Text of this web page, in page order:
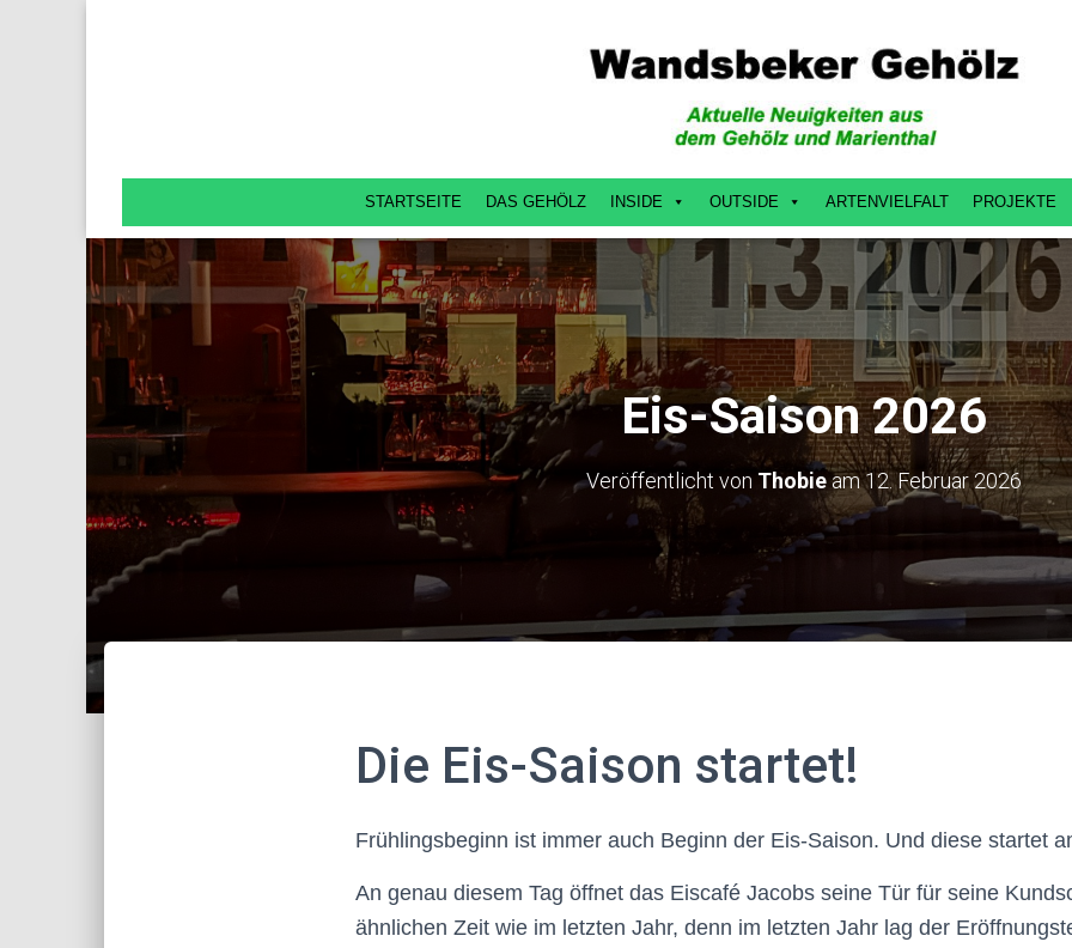
STARTSEITE DAS GEHÖLZ INSIDE OUTSIDE ARTENVIELFALT PROJEKTE
Eis-Saison 2026
Veröffentlicht von Thobieam12. Februar 2026
Die Eis-Saison startet!
Frühlingsbeginn ist immer auch Beginn der Eis-Saison. Und diese startet
An genau diesem Tag öffnet das Eiscafé Jacobs seine Tür für seine
ähnlichen Zeit wie im letzten Jahr, denn im letzten Jahr lag der